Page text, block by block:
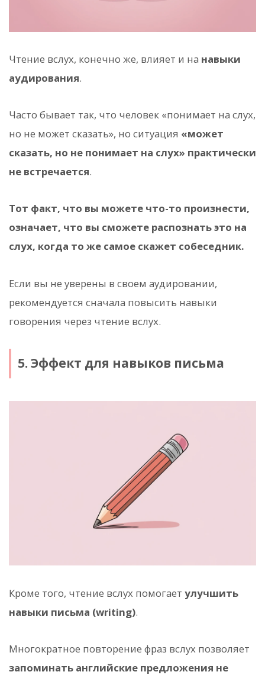
Чтение вслух, конечно же, влияет и на навыки
аудирования.
Часто бывает так, что человек «понимает на слух,
но не может сказать», но ситуация «может
сказать, но не понимает на слух» практически
не встречается.
Тот факт, что вы можете что-то произнести,
означает, что вы сможете распознать это на
слух, когда то же самое скажет собеседник.
Если вы не уверены в своем аудировании,
рекомендуется сначала повысить навыки
говорения через чтение вслух.
5. Эффект для навыков письма
Кроме того, чтение вслух помогает улучшить
навыки письма (writing).
Многократное повторение фраз вслух позволяет
запоминать английские предложения не